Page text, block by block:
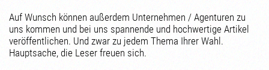
Auf Wunsch können außerdem Unternehmen / Agenturen zu
uns kommen und bei uns spannende und hochwertige Artikel
veröffentlichen. Und zwar zu jedem Thema Ihrer Wahl.
Hauptsache, die Leser freuen sich.